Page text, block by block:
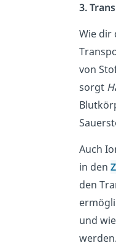
3.
Wie dir
von
sorgt
Auch
in den
den
und
werden.